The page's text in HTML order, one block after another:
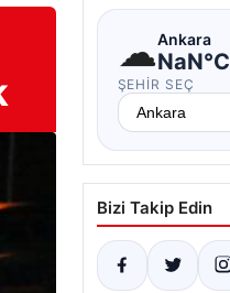
☁Ankara
NaN°C
ŞEHIR SEÇ
Bizi Takip Edin